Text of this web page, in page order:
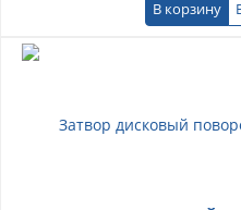
В корзину